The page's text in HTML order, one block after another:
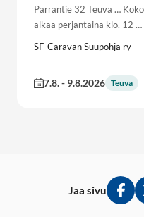
Parrantie 32 Teuva …
alkaa perjantaina klo. 12
SF-Caravan Suupohja ry
7.8.- 9.8.2026 Teuva
Jaa sivu
Jaa